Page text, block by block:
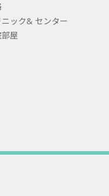
ニック& センター
屋